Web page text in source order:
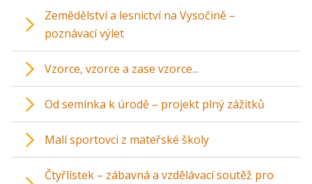
Zemědělství a lesnictví na Vysočině –
poznávací výlet
Vzorce, vzorce a zase vzorce...
Od semínka k úrodě – projekt plný zážitků
Malí sportovci z mateřské školy
Čtyřlístek – zábavná a vzdělávací soutěž pro